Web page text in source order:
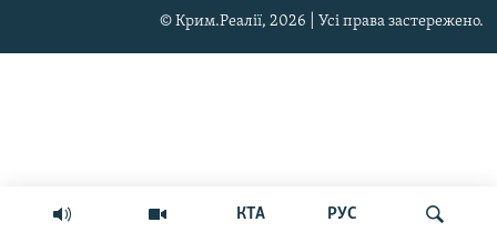
КТА РУС
© Крим.Реалії, 2026 | Усі права застережено.